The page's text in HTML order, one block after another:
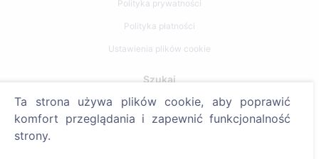
Polityka prywatności
Polityka płatności
Ustawienia plików cookie
Szukaj
Szukaj zmarłych
Ta strona używa plików cookie, aby poprawić
komfort przeglądania i zapewnić funkcjonalność
strony.